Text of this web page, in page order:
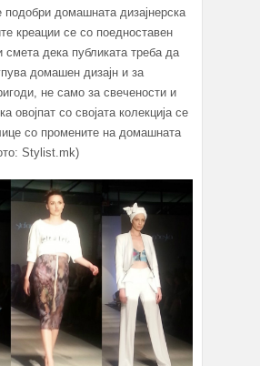
подобри домашната дизајнерска
креации се со поедноставен
смета дека публиката треба да
домашен дизајн и за
не само за свечености и
овојпат со својата колекција се
со промените на домашната
Stylist.mk)